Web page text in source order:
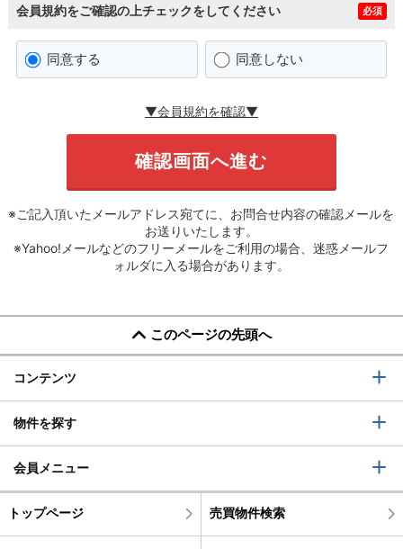
会員規約をご確認の上チェックをしてください 必須
同意する 同意しない
▼会員規約を確認▼
※ご記入頂いたメールアドレス宛てに、お問合せ内容の確認メールを
お送りいたします。
※Yahoo!メールなどのフリーメールをご利用の場合、迷惑メールフ
ォルダに入る場合があります。
このページの先頭へ
コンテンツ
物件を探す
会員メニュー
トップページ 売買物件検索